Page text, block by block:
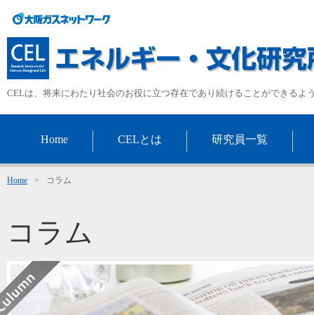
CELは、将来にわたり社会のお役に立つ存在であり続けることができるよ
Home CELとは 研究員一覧
Home > コラム
コラム